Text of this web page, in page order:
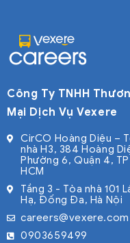
Công Ty TNHH
Mại Dịch Vụ Vexere
CirCO Hoàng Diệu –
nhà H3, 384 Hoàng
Phường 6, Quận 4, TP
HCM
Tầng 3 - Tòa nhà 101
Hạ, Đống Đa, Hà Nội
careers@vexere.com
0903659499